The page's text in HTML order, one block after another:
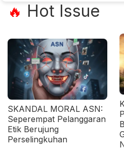
🔥 Hot Issue
SKANDAL MORAL ASN:
Seperempat Pelanggaran
Etik Berujung
Perselingkuhan